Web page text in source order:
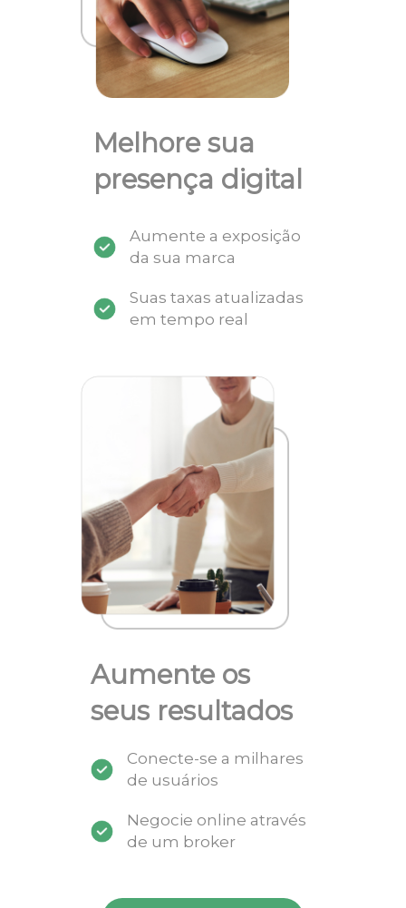
Melhore sua
presença digital
Aumente a exposição
da sua marca
Suas taxas atualizadas
em tempo real
Aumente os
seus resultados
Conecte-se a milhares
de usuários
Negocie online através
de um broker